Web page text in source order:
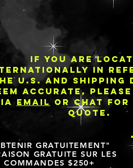
IF YOU ARE
IN
U.S. AND SHIPPING
ACCURATE,
EMAIL OR CHAT FOR
QUOTE.
GRATUITEMENT"
GRATUITE SUR LES
COMMANDES $250+